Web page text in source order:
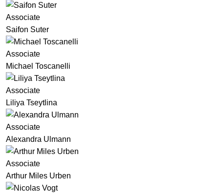
Associate
Saifon Suter
Associate
Michael Toscanelli
Associate
Liliya Tseytlina
Associate
Alexandra Ulmann
Associate
Arthur Miles Urben